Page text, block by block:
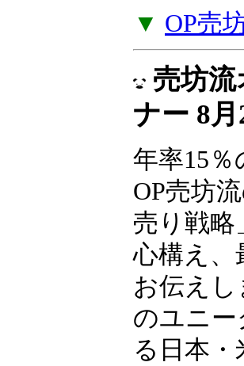
▼ OP売
売坊
ナー 8
年率15
OP売坊
売り戦略
心構え、
お伝え
のユニ
る日本